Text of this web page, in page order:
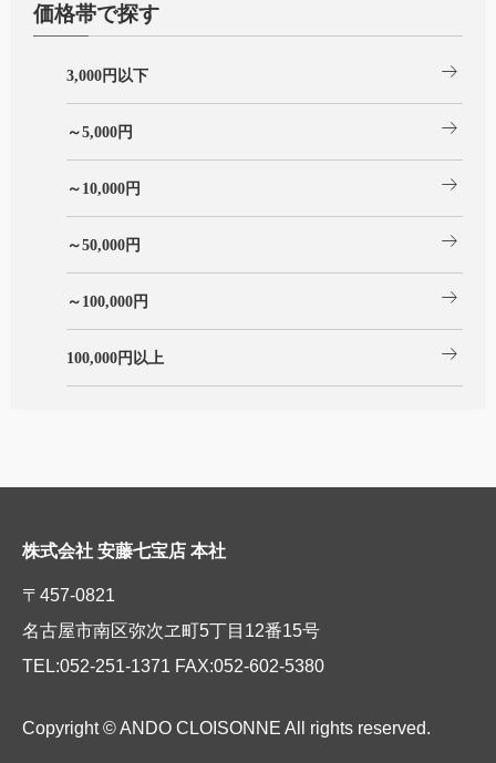
価格帯で探す
3,000円以下 arrow_right_alt
～5,000円 arrow_right_alt
～10,000円 arrow_right_alt
～50,000円 arrow_right_alt
～100,000円 arrow_right_alt
100,000円以上 arrow_right_alt
株式会社 安藤七宝店 本社
〒457-0821
名古屋市南区弥次ヱ町5丁目12番15号
TEL:052-251-1371 FAX:052-602-5380
Copyright © ANDO CLOISONNE All rights reserved.